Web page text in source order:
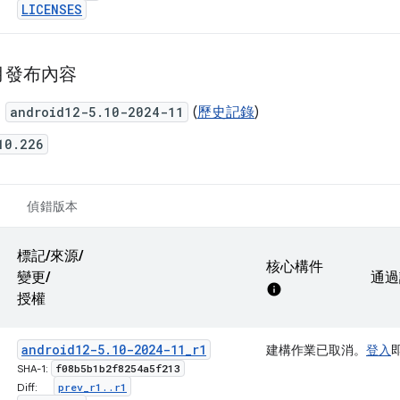
LICENSES
發布內容
android12-5.10-2024-11 (歷史記錄)
偵錯版本
標記/來源/
變更/
授權
核心構件
info
通
android12-5. 10-2024-11_r1
SHA-1: f08b5b1b2f8254a5f213
Diff: prev r1 . . r1
建構作業已取消。 登入